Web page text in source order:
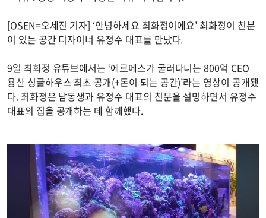
[OSEN=오세진 기자] ‘안녕하세요 최화정이에요’ 최화정이 친분
이 있는 공간 디자이너 유정수 대표를 만났다.
9일 최화정 유튜브에서는 ‘에르메스가 굴러다니는 800억 CEO
용산 싱글하우스 최초 공개(+돈이 되는 공간)’라는 영상이 공개됐
다. 최화정은 남동생과 유정수 대표의 친분을 설명하면서 유정수
대표의 집을 공개하는 데 함께했다.